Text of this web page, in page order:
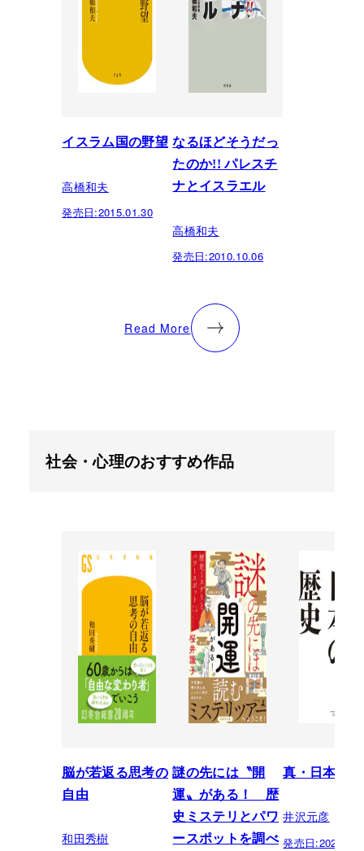
イスラム国の野望
高橋和夫
発売日:2015.01.30
なるほどそうだっ
たのか!! パレスチ
ナとイスラエル
高橋和夫
発売日:2010.10.06
Read More
社会・心理のおすすめ作品
脳が若返る思考の
自由
和田秀樹
謎の先には〝開
運〟がある！ 歴
史ミステリとパワ
ースポットを調べ
真・日本の
井沢元彦
発売日: